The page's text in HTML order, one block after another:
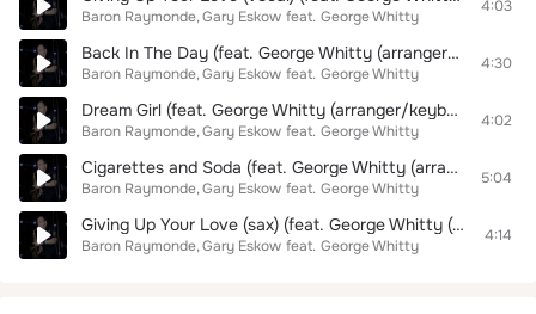
Baron Raymonde Gary Eskow feat. George Whitty
4:03
Back In The Day (feat. George Whitty (arranger/keyboards))
Baron Raymonde Gary Eskow feat. George Whitty
4:30
Dream Girl (feat. George Whitty (arranger/keyboards))
Baron Raymonde Gary Eskow feat. George Whitty
4:02
Cigarettes and Soda (feat. George Whitty (arranger/keyboards))
Baron Raymonde Gary Eskow feat. George Whitty
5:04
Giving Up Your Love (sax) (feat. George Whitty (arranger/keyboards))
Baron Raymonde Gary Eskow feat. George Whitty
4:14